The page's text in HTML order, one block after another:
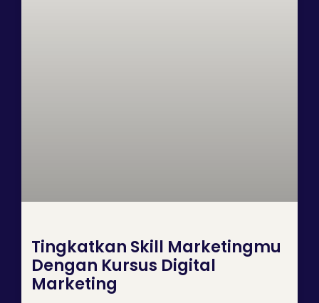
Tingkatkan Skill Marketingmu
Dengan Kursus Digital
Marketing